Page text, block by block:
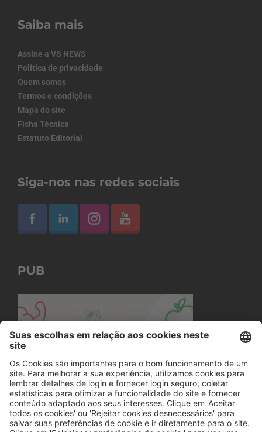
Saiba mais
Assine a VS NEWS
Política de privacidade
Quem somos
Termos e condições
Mapa do site
Ficha Técnica
Estatuto Editorial
Siga-nos nas redes sociais
PUB